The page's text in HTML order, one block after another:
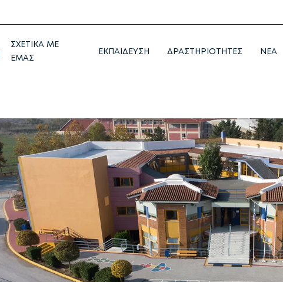
ΣΧΕΤΙΚΑ ΜΕ
ΕΜΑΣ
ΕΚΠΑΙΔΕΥΣΗ ΔΡΑΣΤΗΡΙΟΤΗΤΕΣ NEA